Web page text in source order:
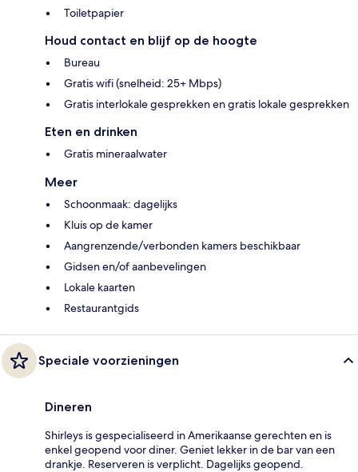
Toiletpapier
Houd contact en blijf op de hoogte
Bureau
Gratis wifi (snelheid: 25+ Mbps)
Gratis interlokale gesprekken en gratis lokale gesprekken
Eten en drinken
Gratis mineraalwater
Meer
Schoonmaak: dagelijks
Kluis op de kamer
Aangrenzende/verbonden kamers beschikbaar
Gidsen en/of aanbevelingen
Lokale kaarten
Restaurantgids
Speciale voorzieningen
Dineren
Shirleys is gespecialiseerd in Amerikaanse gerechten en is
enkel geopend voor diner. Geniet lekker in de bar van een
drankje. Reserveren is verplicht. Dagelijks geopend.